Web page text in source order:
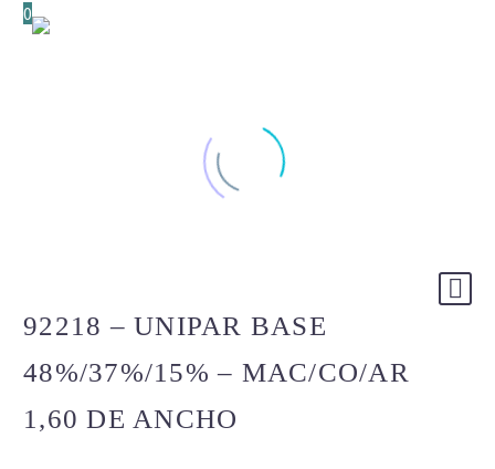
0
92218 – UNIPAR BASE
48%/37%/15% – MAC/CO/AR
1,60 DE ANCHO